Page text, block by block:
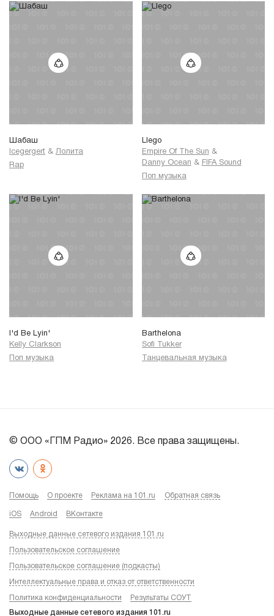
Шабаш
Icegergert & Лолита
Rap
Llego
Empire Of The Sun &
Danny Ocean & FIFA Sound
Поп музыка
I'd Be Lyin'
Kelly Clarkson
Поп музыка
Barthelona
Sofi Tukker
Танцевальная музыка
© ООО «ГПМ Радио» 2026. Все права защищены.
Помощь О проекте Реклама на 101.ru Обратная связь
iOS Android ВКонтакте
Выходные данные сетевого издания 101.ru
Пользовательское соглашение
Пользовательское соглашение (подкасты)
Интеллектуальные права и отказ от ответственности
Политика конфиденциальности Результаты СОУТ
Выходные данные сетевого издания 101.ru